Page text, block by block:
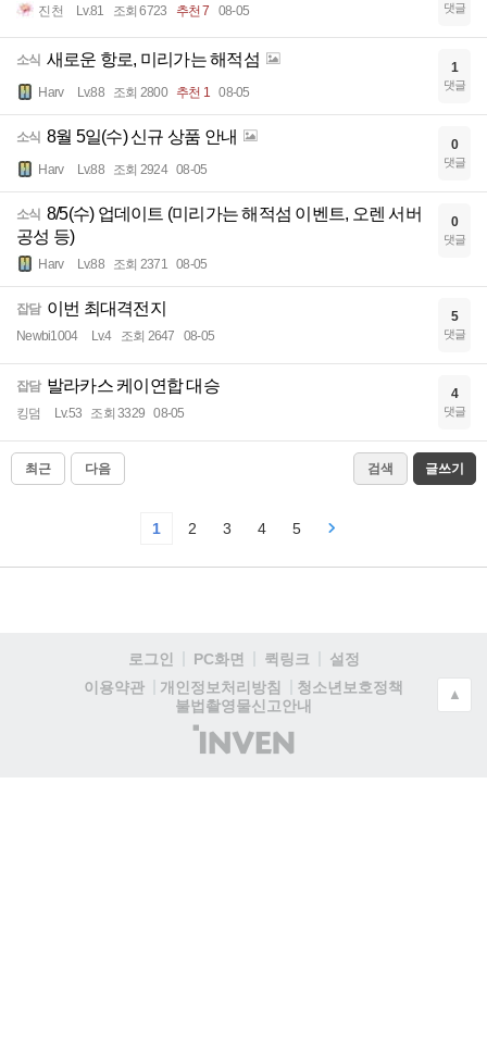
진천 Lv.81 조회 6723 추천 7 08-05 댓글
소식 새로운 항로, 미리가는 해적섬
Harv Lv.88 조회 2800 추천 1 08-05
1
댓글
소식 8월 5일(수) 신규 상품 안내
Harv Lv.88 조회 2924 08-05
0
댓글
소식 8/5(수) 업데이트 (미리가는 해적섬 이벤트, 오렌 서버
공성 등)
Harv Lv.88 조회 2371 08-05
0
댓글
잡담 이번 최대격전지
Newbi1004 Lv.4 조회 2647 08-05
5
댓글
잡담 발라카스 케이연합 대승
킹덤 Lv.53 조회 3329 08-05
4
댓글
최근 다음 검색 글쓰기
1 2 3 4 5
로그인 PC화면 퀵링크
설정
이용약관
개인정보처리방침
청소년보호정책
불법촬영물신고안내
(주)
인
▲